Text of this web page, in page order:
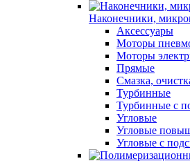
Наконечники,
Аксессуары
Моторы
Моторы
Прямые
Смазка,
Турбинные
Турбинные с
Угловые
Угловые
Угловые с